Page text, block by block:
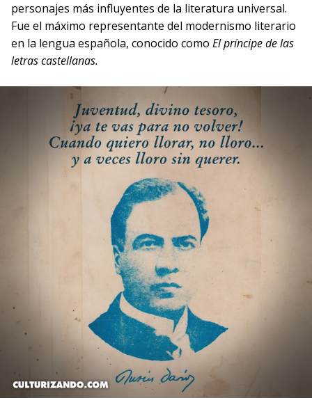
personajes más influyentes de la literatura universal.
Fue el máximo representante del modernismo literario
en la lengua española, conocido como El príncipe de las
letras castellanas.